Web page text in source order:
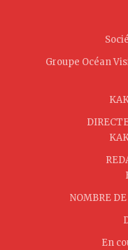
Groupe Océan
NOMBRE
En